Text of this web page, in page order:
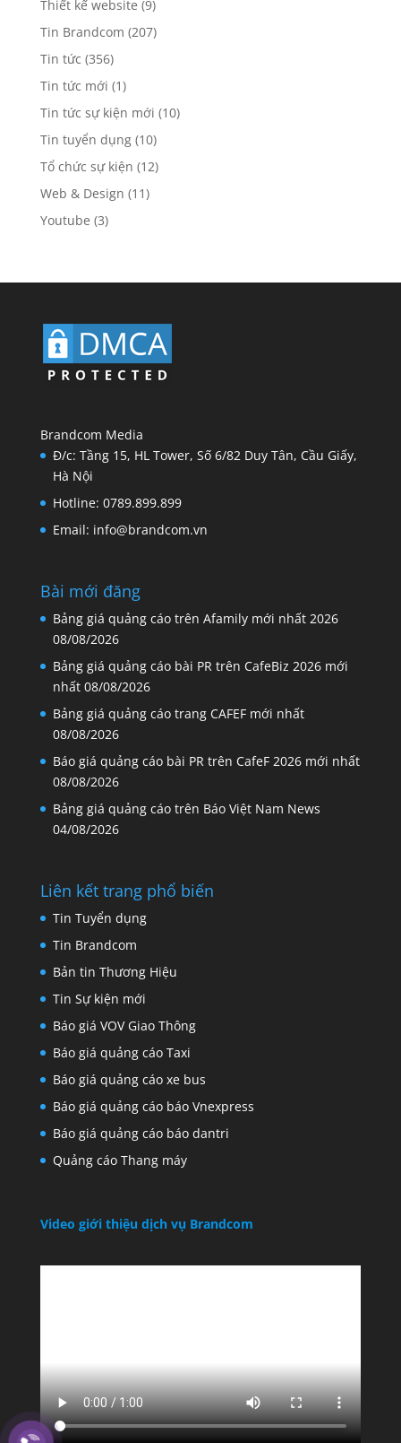
Thiết kế website (9)
Tin Brandcom (207)
Tin tức (356)
Tin tức mới (1)
Tin tức sự kiện mới (10)
Tin tuyển dụng(10)
Tổ chức sự kiện (12)
Web & Design (11)
Youtube (3)
Brandcom Media
Đ/c: Tầng 15, HL Tower, Số 6/82 Duy Tân, Cầu Giấy,
Hà Nội
Hotline: 0789.899.899
Email: info@brandcom.vn
Bài mới đăng
Bảng giá quảng cáo trên Afamily mới nhất 2026
08/08/2026
Bảng giá quảng cáo bài PR trên CafeBiz 2026 mới
nhất 08/08/2026
Bảng giá quảng cáo trang CAFEF mới nhất
08/08/2026
Báo giá quảng cáo bài PR trên CafeF 2026 mới nhất
08/08/2026
Bảng giá quảng cáo trên Báo Việt Nam News
04/08/2026
Liên kết trang phổ biến
Tin Tuyển dụng
Tin Brandcom
Bản tin Thương Hiệu
Tin Sự kiện mới
Báo giá VOV Giao Thông
Báo giá quảng cáo Taxi
Báo giá quảng cáo xe bus
Báo giá quảng cáo báo Vnexpress
Báo giá quảng cáo báo dantri
Quảng cáo Thang máy
Video giới thiệu dịch vụ Brandcom